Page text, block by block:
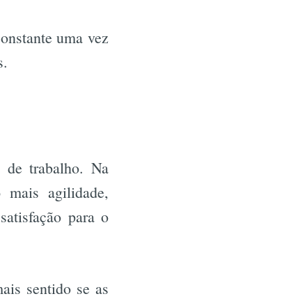
uma vez
de trabalho. Na
agilidade,
para o
sentido se as